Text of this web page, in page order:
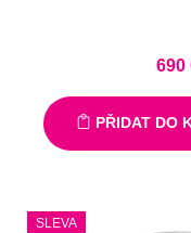
690
PŘIDAT DO
SLEVA